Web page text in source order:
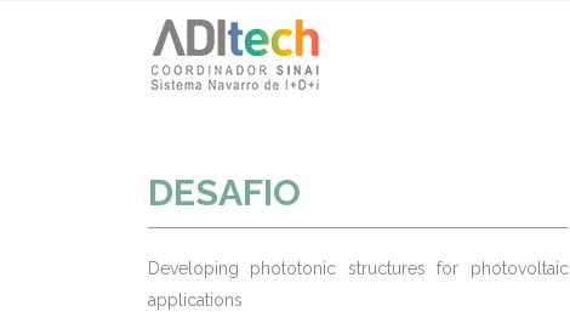
DESAFIO
Developing phototonic structures for photovoltaic
applications